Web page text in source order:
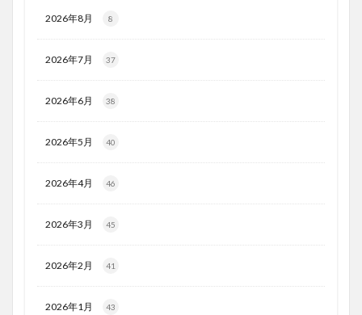
2026年8月 8
2026年7月 37
2026年6月 38
2026年5月 40
2026年4月 46
2026年3月 45
2026年2月 41
2026年1月 43